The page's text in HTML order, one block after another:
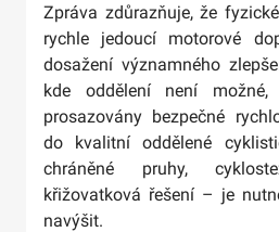
Zpráva zdůrazňuje, že
rychle jedoucí motorové
dosažení významného
kde oddělení není
prosazovány bezpečné
do kvalitní oddělené
chráněné pruhy,
křižovatková řešení – je
navýšit.